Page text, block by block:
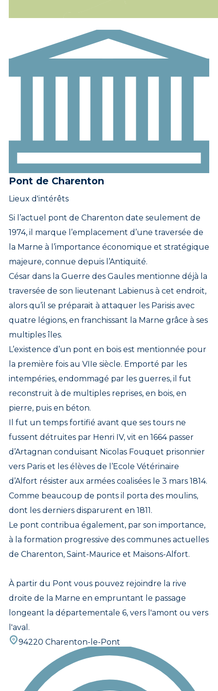
Pont de Charenton
Lieux d'intérêts
Si l’actuel pont de Charenton date seulement de
1974, il marque l’emplacement d’une traversée de
la Marne à l’importance économique et stratégique
majeure, connue depuis l’Antiquité.
César dans la Guerre des Gaules mentionne déjà la
traversée de son lieutenant Labienus à cet endroit,
alors qu’il se préparait à attaquer les Parisis avec
quatre légions, en franchissant la Marne grâce à ses
multiples îles.
L’existence d’un pont en bois est mentionnée pour
la première fois au VIIe siècle. Emporté par les
intempéries, endommagé par les guerres, il fut
reconstruit à de multiples reprises, en bois, en
pierre, puis en béton.
Il fut un temps fortifié avant que ses tours ne
fussent détruites par Henri IV, vit en 1664 passer
d’Artagnan conduisant Nicolas Fouquet prisonnier
vers Paris et les élèves de l’Ecole Vétérinaire
d’Alfort résister aux armées coalisées le 3 mars 1814.
Comme beaucoup de ponts il porta des moulins,
dont les derniers disparurent en 1811.
Le pont contribua également, par son importance,
à la formation progressive des communes actuelles
de Charenton, Saint-Maurice et Maisons-Alfort.
À partir du Pont vous pouvez rejoindre la rive
droite de la Marne en empruntant le passage
longeant la départementale 6, vers l'amont ou vers
l'aval.
94220 Charenton-le-Pont